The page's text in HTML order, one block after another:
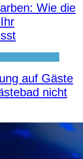
Wie die
auf Gäste
nicht